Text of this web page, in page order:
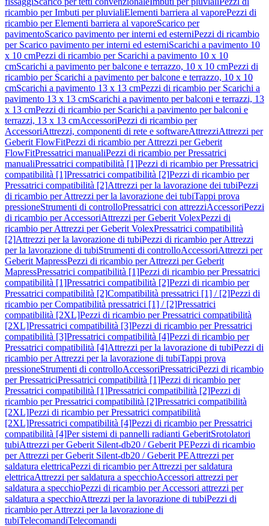
ricambio per Imbuti per pluvialiElementi barriera al vaporePezzi di
ricambio per Elementi barriera al vaporeScarico per
pavimentoScarico pavimento per interni ed esterniPezzi di ricambio
per Scarico pavimento per interni ed esterniScarichi a pavimento 10
x 10 cmPezzi di ricambio per Scarichi a pavimento 10 x 10
cmScarichi a pavimento per balcone e terrazzo, 10 x 10 cmPezzi di
ricambio per Scarichi a pavimento per balcone e terrazzo, 10 x 10
cmScarichi a pavimento 13 x 13 cmPezzi di ricambio per Scarichi a
pavimento 13 x 13 cmScarichi a pavimento per balconi e terrazzi, 13
x 13 cmPezzi di ricambio per Scarichi a pavimento per balconi e
terrazzi, 13 x 13 cmAccessoriPezzi di ricambio per
AccessoriAttrezzi, componenti di rete e softwareAttrezziAttrezzi per
Geberit FlowFitPezzi di ricambio per Attrezzi per Geberit
FlowFitPressatrici manualiPezzi di ricambio per Pressatrici
manualiPressatrici compatibilità [1]Pezzi di ricambio per Pressatrici
compatibilità [1]Pressatrici compatibilità [2]Pezzi di ricambio per
Pressatrici compatibilità [2]Attrezzi per la lavorazione dei tubiPezzi
di ricambio per Attrezzi per la lavorazione dei tubiTappi prova
pressioneStrumenti di controlloPressatrici con attrezziAccessoriPezzi
di ricambio per AccessoriAttrezzi per Geberit VolexPezzi di
ricambio per Attrezzi per Geberit VolexPressatrici compatibilità
[2]Attrezzi per la lavorazione di tubiPezzi di ricambio per Attrezzi
per la lavorazione di tubiStrumenti di controlloAccessoriAttrezzi per
Geberit MapressPezzi di ricambio per Attrezzi per Geberit
MapressPressatrici compatibilità [1]Pezzi di ricambio per Pressatrici
compatibilità [1]Pressatrici compatibilità [2]Pezzi di ricambio per
Pressatrici compatibilità [2]Compatibilità pressatrici [1] / [2]Pezzi di
ricambio per Compatibilità pressatrici [1] / [2]Pressatrici
compatibilità [2XL]Pezzi di ricambio per Pressatrici compatibilità
[2XL]Pressatrici compatibilità [3]Pezzi di ricambio per Pressatrici
compatibilità [3]Pressatrici compatibilità [4]Pezzi di ricambio per
Pressatrici compatibilità [4]Attrezzi per la lavorazione di tubiPezzi di
ricambio per Attrezzi per la lavorazione di tubiTappi prova
pressioneStrumenti di controlloAccessoriPressatriciPezzi di ricambio
per PressatriciPressatrici compatibilità [1]Pezzi di ricambio per
Pressatrici compatibilità [1]Pressatrici compatibilità [2]Pezzi di
ricambio per Pressatrici compatibilità [2]Pressatrici compatibilità
[2XL]Pezzi di ricambio per Pressatrici compatibilità
[2XL]Pressatrici compatibilità [4]Pezzi di ricambio per Pressatrici
compatibilità [4]Per sistemi di pannelli radianti GeberitSrotolatori
tubiAttrezzi per Geberit Silent-db20 / Geberit PEPezzi di ricambio
per Attrezzi per Geberit Silent-db20 / Geberit PEAttrezzi per
saldatura elettricaPezzi di ricambio per Attrezzi per saldatura
elettricaAttrezzi per saldatura a specchioAccessori attrezzi per
saldatura a specchioPezzi di ricambio per Accessori attrezzi per
saldatura a specchioAttrezzi per la lavorazione di tubiPezzi di
ricambio per Attrezzi per la lavorazione di
tubiTelecomandiTelecomandi